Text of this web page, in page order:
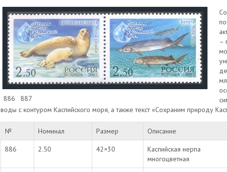
886 887
–
воды с контуром Каспийского моря, а также текст «Сохраним природу
№ Номинал Размер Описание
886 2.50 42×30
Каспийская нерпа
многоцветная